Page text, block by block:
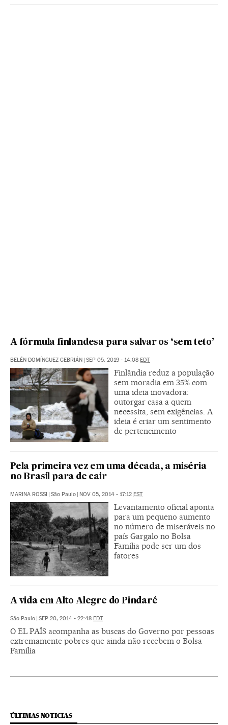
A fórmula finlandesa para salvar os ‘sem teto’
BELÉN DOMÍNGUEZ CEBRIÁN SEP 05, 2019 - 14:08 EDT
Finlândia reduz a população
sem moradia em 35% com
uma ideia inovadora:
outorgar casa a quem
necessita, sem exigências. A
ideia é criar um sentimento
de pertencimento
Pela primeira vez em uma década, a miséria
no Brasil para de cair
MARINA ROSSI São Paulo NOV 05, 2014 - 17:12 EST
Levantamento oficial aponta
para um pequeno aumento
no número de miseráveis no
país Gargalo no Bolsa
Família pode ser um dos
fatores
A vida em Alto Alegre do Pindaré
São Paulo SEP 20, 2014 - 22:48 EDT
O EL PAÍS acompanha as buscas do Governo por pessoas
extremamente pobres que ainda não recebem o Bolsa
Família
ÚLTIMAS NOTICIAS